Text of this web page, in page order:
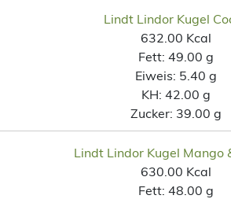
Lindt Lindor Kugel
632.00 Kcal
Fett: 49.00 g
Eiweis: 5.40 g
KH: 42.00 g
Zucker: 39.00 g
Lindt Lindor Kugel Mango
630.00 Kcal
Fett: 48.00 g